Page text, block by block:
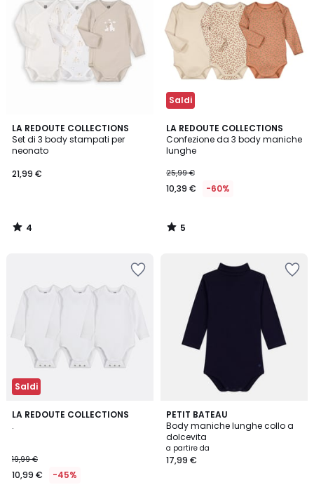
LA REDOUTE COLLECTIONS
Set di 3 body stampati per
neonato
21,99 €
4
/
5
4
/
Saldi
LA REDOUTE COLLECTIONS
Confezione da 3 body maniche
lunghe
25,99 €
10,39 € -60%
5
/
5
5
/
Saldi
LA REDOUTE COLLECTIONS
.
19,99 €
10,99 € -45%
PETIT BATEAU
Body maniche lunghe collo a
dolcevita
a partire da
17,99 €
2
Colori